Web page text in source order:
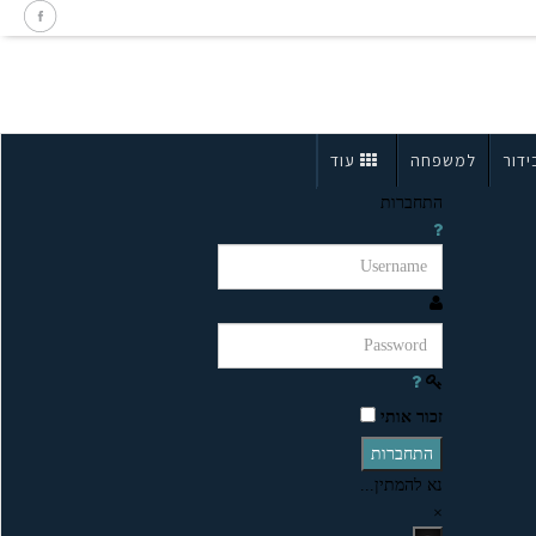
למשפחה עוד
התחברות
זכור אותי
התחברות
נא להמתין...
×